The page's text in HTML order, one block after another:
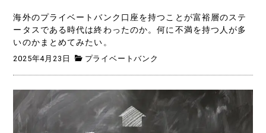
海外のプライベートバンク口座を持つことが富裕層のステ
ータスである時代は終わったのか。何に不満を持つ人が多
いのかまとめてみたい。
2025年4月23日 プライベートバンク